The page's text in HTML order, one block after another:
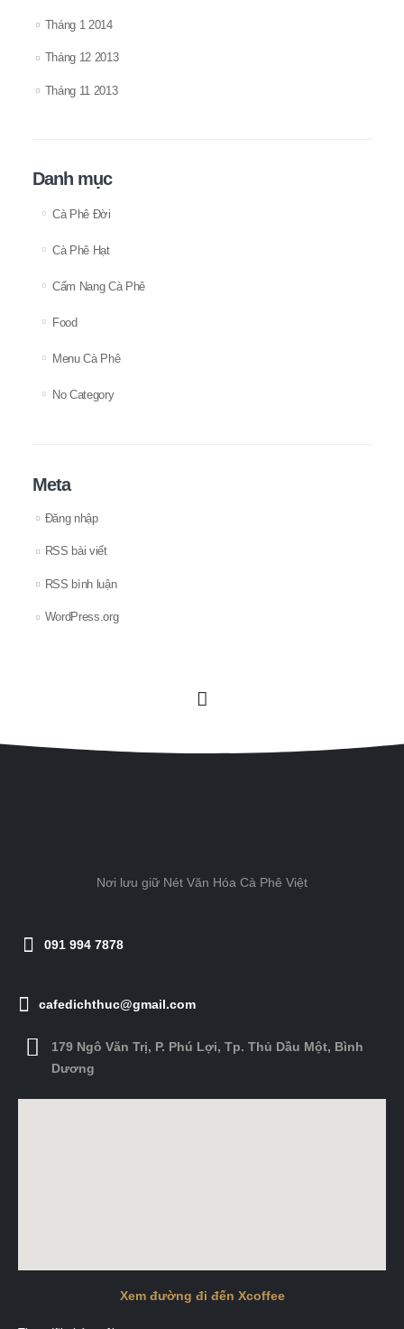
Tháng 1 2014
Tháng 12 2013
Tháng 11 2013
Danh mục
Cà Phê Đời
Cà Phê Hạt
Cẩm Nang Cà Phê
Food
Menu Cà Phê
No Category
Meta
Đăng nhập
RSS bài viết
RSS bình luận
WordPress.org
Nơi lưu giữ Nét Văn Hóa Cà Phê Việt
091 994 7878
cafedichthuc@gmail.com
179 Ngô Văn Trị, P. Phú Lợi, Tp. Thủ Dầu Một, Bình
Dương
Xem đường đi đến Xcoffee